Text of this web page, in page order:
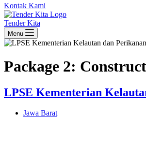
Kontak Kami
Tender Kita
Menu
Package 2:
LPSE Kementerian
Jawa Barat